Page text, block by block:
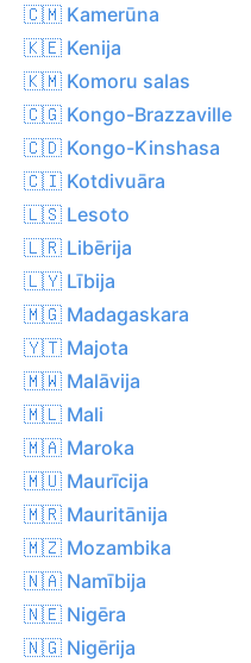
🇨🇲 Kamerūna
🇰🇪 Kenija
🇰🇲 Komoru salas
🇨🇬 Kongo-Brazzaville
🇨🇩 Kongo-Kinshasa
🇨🇮 Kotdivuāra
🇱🇸 Lesoto
🇱🇷 Libērija
🇱🇾 Lībija
🇲🇬 Madagaskara
🇾🇹 Majota
🇲🇼 Malāvija
🇲🇱 Mali
🇲🇦 Maroka
🇲🇺 Maurīcija
🇲🇷 Mauritānija
🇲🇿 Mozambika
🇳🇦 Namībija
🇳🇪 Nigēra
🇳🇬 Nigērija